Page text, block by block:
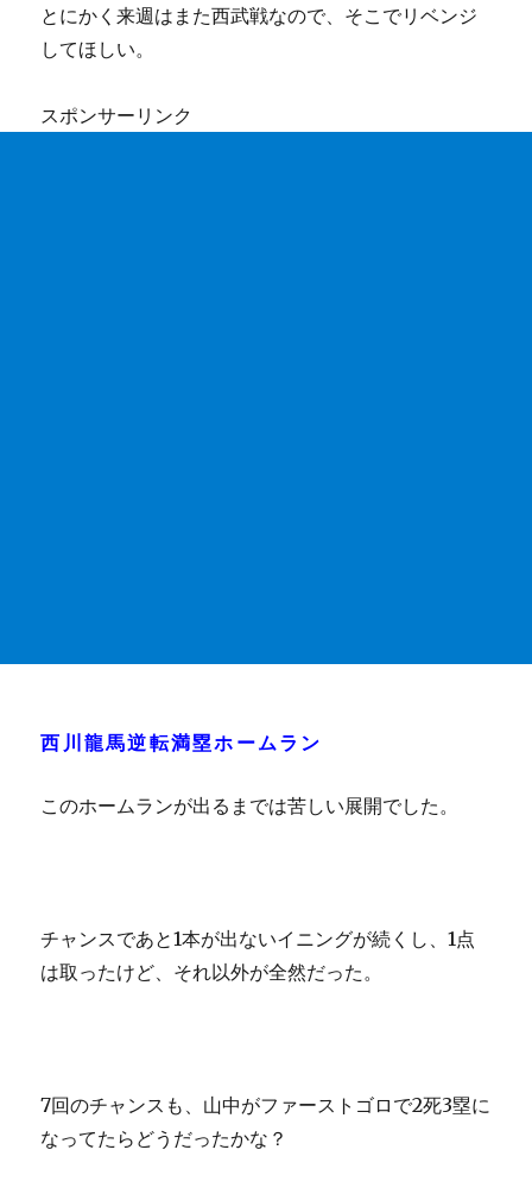
とにかく来週はまた西武戦なので、そこでリベンジ
してほしい。
スポンサーリンク
西川龍馬逆転満塁ホームラン
このホームランが出るまでは苦しい展開でした。
チャンスであと1本が出ないイニングが続くし、1点
は取ったけど、それ以外が全然だった。
7回のチャンスも、山中がファーストゴロで2死3塁に
なってたらどうだったかな？